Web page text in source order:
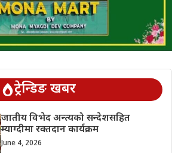
ट्रेन्डिङ खबर
जातीय विभेद अन्त्यको सन्देशसहित
म्याग्दीमा रक्तदान कार्यक्रम
June 4, 2026